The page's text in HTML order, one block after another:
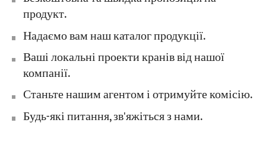
продукт.
Надаємо вам наш каталог продукції.
Ваші локальні проекти кранів від нашої
компанії.
Станьте нашим агентом і отримуйте комісію.
Будь-які питання, зв'яжіться з нами.